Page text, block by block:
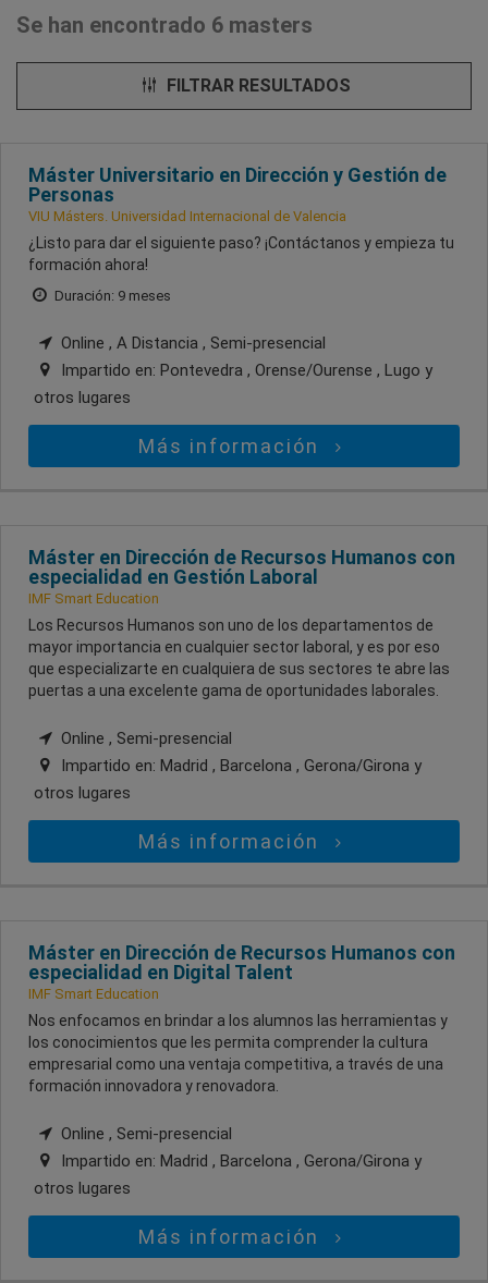
Se han encontrado 6 masters
FILTRAR RESULTADOS
Máster Universitario en Dirección y Gestión de
Personas
VIU Másters. Universidad Internacional de Valencia
¿Listo para dar el siguiente paso? ¡Contáctanos y empieza tu
formación ahora!
Duración: 9 meses
Online , A Distancia , Semi-presencial
Impartido en: Pontevedra , Orense/Ourense , Lugo y
otros lugares
Más información
Máster en Dirección de Recursos Humanos con
especialidad en Gestión Laboral
IMF Smart Education
Los Recursos Humanos son uno de los departamentos de
mayor importancia en cualquier sector laboral, y es por eso
que especializarte en cualquiera de sus sectores te abre las
puertas a una excelente gama de oportunidades laborales.
Online , Semi-presencial
Impartido en: Madrid , Barcelona , Gerona/Girona y
otros lugares
Más información
Máster en Dirección de Recursos Humanos con
especialidad en Digital Talent
IMF Smart Education
Nos enfocamos en brindar a los alumnos las herramientas y
los conocimientos que les permita comprender la cultura
empresarial como una ventaja competitiva, a través de una
formación innovadora y renovadora.
Online , Semi-presencial
Impartido en: Madrid , Barcelona , Gerona/Girona y
otros lugares
Más información